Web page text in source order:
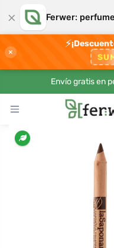
× Ferwer:
×
⚡
Envío gratis en